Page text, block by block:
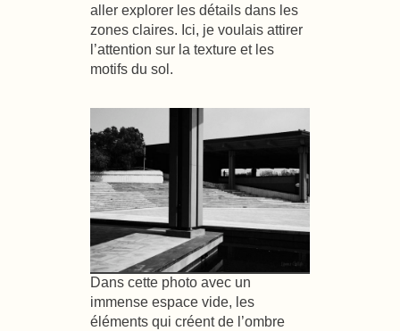
aller explorer les détails dans les
zones claires. Ici, je voulais attirer
l’attention sur la texture et les
motifs du sol.
Dans cette photo avec un
immense espace vide, les
éléments qui créent de l’ombre